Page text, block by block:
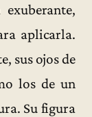
aplicarla.
sus ojos de
los de un
Su figura